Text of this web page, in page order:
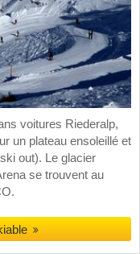
voitures Riederalp,
un plateau ensoleillé et
out). Le glacier
se trouvent au